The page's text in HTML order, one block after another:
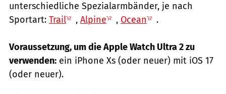
unterschiedliche Spezialarmbänder, je nach
Sportart: Trail , Alpine , Ocean .
Voraussetzung, um die Apple Watch Ultra 2 zu
verwenden: ein iPhone Xs (oder neuer) mit iOS 17
(oder neuer).